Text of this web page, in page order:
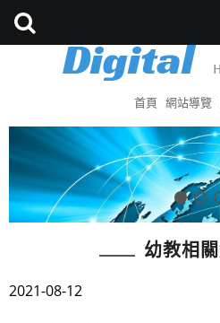
首頁 網站導覽
幼教相
2021-08-12